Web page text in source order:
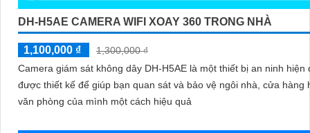
DH-H5AE CAMERA WIFI XOAY 360 TRONG NHÀ
1,100,000 ₫
1,300,000 ₫
Camera giám sát không dây DH-H5AE là một thiết bị an ninh hiện
được thiết kế để giúp bạn quan sát và bảo vệ ngôi nhà, cửa hàng
văn phòng của mình một cách hiệu quả